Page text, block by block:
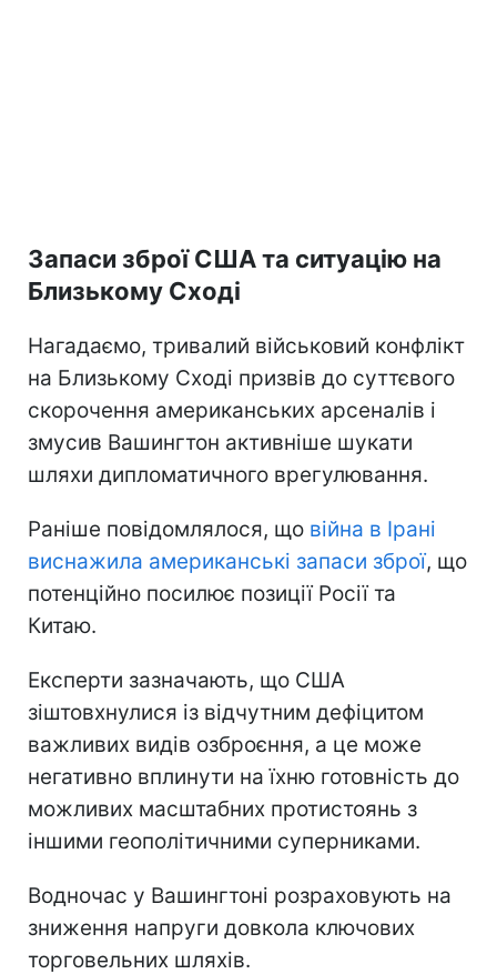
Запаси зброї США та ситуацію на
Близькому Сході
Нагадаємо, тривалий військовий конфлікт
на Близькому Сході призвів до суттєвого
скорочення американських арсеналів і
змусив Вашингтон активніше шукати
шляхи дипломатичного врегулювання.
Раніше повідомлялося, що війна в Ірані
виснажила американські запаси зброї, що
потенційно посилює позиції Росії та
Китаю.
Експерти зазначають, що США
зіштовхнулися із відчутним дефіцитом
важливих видів озброєння, а це може
негативно вплинути на їхню готовність до
можливих масштабних протистоянь з
іншими геополітичними суперниками.
Водночас у Вашингтоні розраховують на
зниження напруги довкола ключових
торговельних шляхів.